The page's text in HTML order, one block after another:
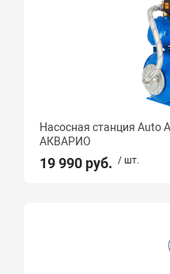
Насосная станция Auto
АКВАРИО
19 990 руб. / шт.